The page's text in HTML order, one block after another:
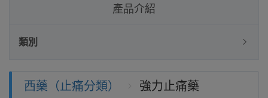
產品介紹
類別
西藥（止痛分類） 強力止痛藥